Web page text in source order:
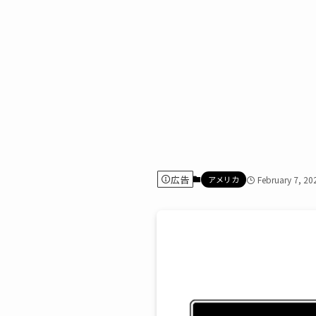
広告 アメリカ February 7,